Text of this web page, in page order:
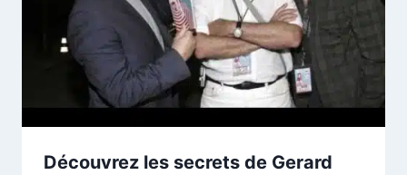
Découvrez les secrets de Gerard